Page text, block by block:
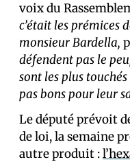
voix du
c’était les prémices
monsieur Bardella,
défendent pas le
sont les plus
pas bons pour leur
Le député prévoit
de loi, la semaine
autre produit :